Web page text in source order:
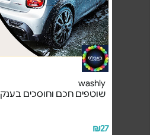
washly
שוטפים חכם וחוסכים בענק
₪27